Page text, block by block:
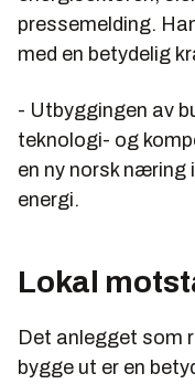
pressemelding.
med en betydelig
- Utbyggingen av
teknologi- og
en ny norsk næring
energi.
Lokal
Det anlegget som
bygge ut er en